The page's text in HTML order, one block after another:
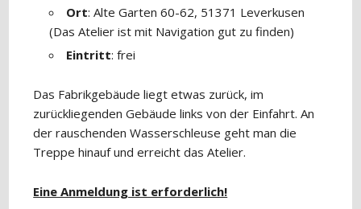
Ort: Alte Garten 60-62, 51371 Leverkusen
(Das Atelier ist mit Navigation gut zu finden)
Eintritt: frei
Das Fabrikgebäude liegt etwas zurück, im
zurückliegenden Gebäude links von der Einfahrt. An
der rauschenden Wasserschleuse geht man die
Treppe hinauf und erreicht das Atelier.
Eine Anmeldung ist erforderlich!